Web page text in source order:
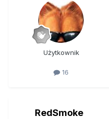
Użytkownik
16
RedSmoke